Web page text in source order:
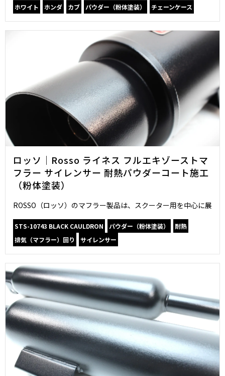
ホワイト ホンダ カブ パウダー（粉体塗装） チェーンケース
ロッソ｜Rosso ライネス フルエキゾーストマ
フラー サイレンサー 耐熱パウダーコート施工
（粉体塗装）
ROSSO（ロッソ）のマフラー製品は、スクーター用を中心に展
STS-10743 BLACK CAULDRON パウダー（粉体塗装）
耐熱
排気（マフラー）回り
サイレンサー